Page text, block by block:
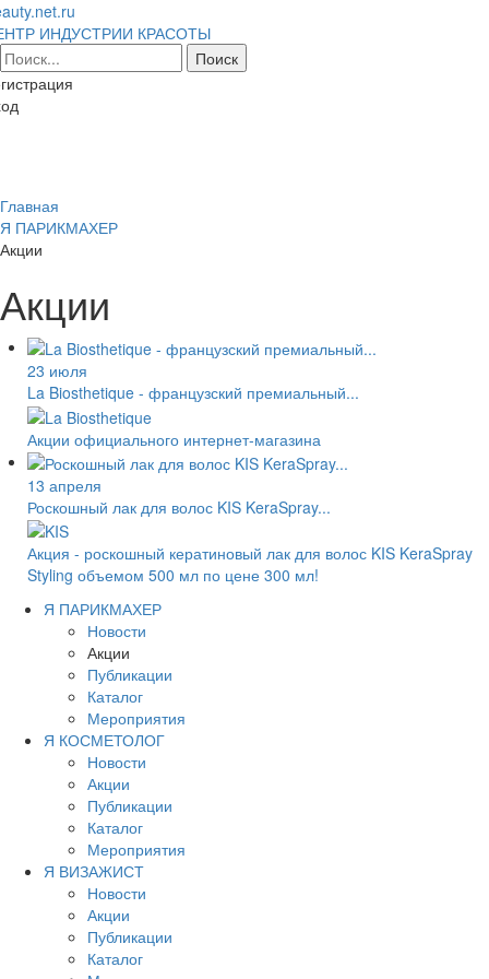
ИНДУСТРИИ КРАСОТЫ
Главная
Я ПАРИКМАХЕР
Акции
Акции
23 июля
La Biosthetique - французский премиальный...
Акции официального интернет-магазина
13 апреля
Роскошный лак для волос KIS KeraSpray...
Акция - роскошный кератиновый лак для волос KIS KeraSpray
Styling объемом 500 мл по цене 300 мл!
Я ПАРИКМАХЕР
Новости
Акции
Публикации
Каталог
Мероприятия
Я КОСМЕТОЛОГ
Новости
Акции
Публикации
Каталог
Мероприятия
Я ВИЗАЖИСТ
Новости
Акции
Публикации
Каталог